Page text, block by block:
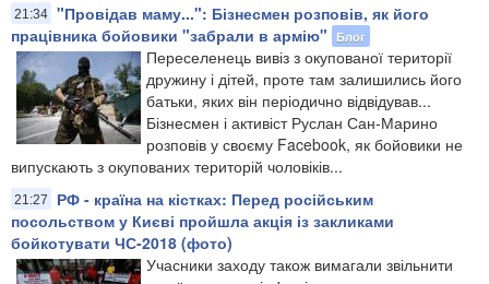
21:34 "Провідав маму...": Бізнесмен розповів, як його
працівника бойовики "забрали в армію"
Блог
Переселенець вивіз з окупованої території
дружину і дітей, проте там залишились його
батьки, яких він періодично відвідував...
Бізнесмен і активіст Руслан Сан-Марино
розповів у своєму Facebook, як бойовики не
випускають з окупованих територій чоловіків...
21:27
РФ - країна на кістках: Перед російським
посольством у Києві пройшла акція із закликами
бойкотувати ЧС-2018 (фото)
Учасники заходу також вимагали звільнити